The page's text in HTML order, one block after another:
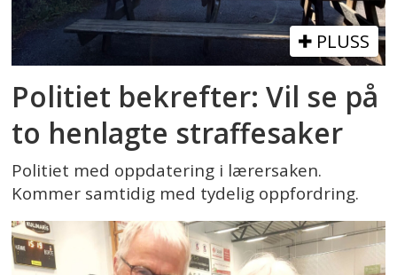
PLUSS
Politiet bekrefter: Vil se på
to henlagte straffesaker
Politiet med oppdatering i lærersaken.
Kommer samtidig med tydelig oppfordring.